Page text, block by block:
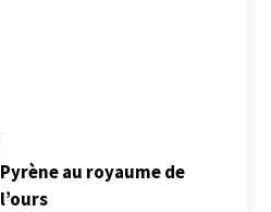
Pyrène au royaume de
l’ours